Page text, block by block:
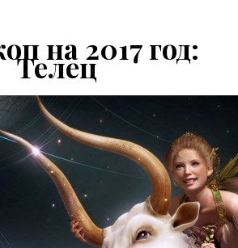
на 2017 год:
Телец